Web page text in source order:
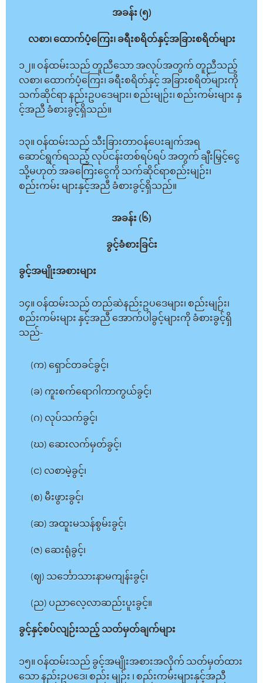
အခန်း (၅)
လစာ၊ ထောက်ပံ့ကြေး၊ ခရီးစရိတ်နှင့်အခြားစရိတ်များ
၁၂။ ဝန်ထမ်းသည် တူညီသော အလုပ်အတွက် တူညီသည့်
လစာ၊ ထောက်ပံ့ကြေး၊ ခရီးစရိတ်နှင့် အခြားစရိတ်များကို
သက်ဆိုင်ရာ နည်းဥပဒေများ၊ စည်းမျဉ်း၊ စည်းကမ်းများ နှ
င့်အညီ ခံစားခွင့်ရှိသည်။
၁၃။ ဝန်ထမ်းသည် သီးခြားတာဝန်ပေးချက်အရ
ဆောင်ရွက်ရသည့် လုပ်ငန်းတစ်ရပ်ရပ် အတွက် ချီးမြှင့်ငွေ
သို့မဟုတ် အခကြေးငွေကို သက်ဆိုင်ရာစည်းမျဉ်း၊
စည်းကမ်း များနှင့်အညီ ခံစားခွင့်ရှိသည်။
အခန်း (၆)
ခွင့်ခံစားခြင်း
ခွင့်အမျိုးအစားများ
၁၄။ ဝန်ထမ်းသည် တည်ဆဲနည်းဥပဒေများ၊ စည်းမျဉ်း၊
စည်းကမ်းများ နှင့်အညီ အောက်ပါခွင့်များကို ခံစားခွင့်ရှိ
သည်-
(က) ရှောင်တခင်ခွင့်၊
(ခ) ကူးစက်ရောဂါကာကွယ်ခွင့်၊
(ဂ) လုပ်သက်ခွင့်၊
(ဃ) ဆေးလက်မှတ်ခွင့်၊
(င) လစာမဲ့ခွင့်၊
(စ) မီးဖွားခွင့်၊
(ဆ) အထူးမသန်စွမ်းခွင့်၊
(ဇ) ဆေးရုံခွင့်၊
(ဈ) သင်္ဘောသားနာမကျန်းခွင့်၊
(ည) ပညာလေ့လာဆည်းပူးခွင့်။
ခွင့်နှင့်စပ်လျဉ်းသည့် သတ်မှတ်ချက်များ
၁၅။ ဝန်ထမ်းသည် ခွင့်အမျိုးအစားအလိုက် သတ်မှတ်ထား
သော နည်းဥပဒေ၊ စည်း မျဉ်း ၊ စည်းကမ်းများနှင့်အညီ